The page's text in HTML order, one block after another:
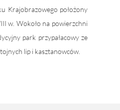
Krajobrazowego położony
w. Wokoło na powierzchni
park przypałacowy ze
lip i kasztanowców.